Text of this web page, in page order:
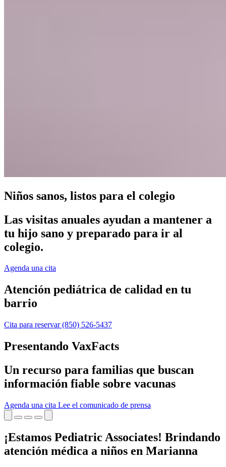
Niños sanos, listos para el colegio
Las visitas anuales ayudan a mantener a
tu hijo sano y preparado para ir al
colegio.
Agenda una cita
Atención pediátrica de calidad en tu
barrio
Cita para reservar(850) 526-5437
Presentando VaxFacts
Un recurso para familias que buscan
información fiable sobre vacunas
Agenda una cita Lee el comunicado de prensa
¡Estamos Pediatric Associates! Brindando
atención médica a niños en Marianna